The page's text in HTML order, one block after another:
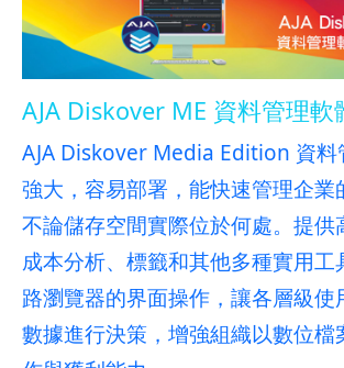
AJA Diskover ME 資料管理軟
AJA Diskover Media Edition 資料
強大，容易部署，能快速管理企業
不論儲存空間實際位於何處。提供
成本分析、標籤和其他多種實用工
路瀏覽器的界面操作，讓各層級使
數據進行決策，增強組織以數位檔